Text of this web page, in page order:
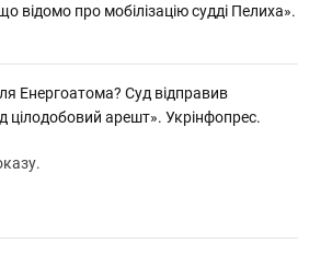
відомо про мобілізацію судді Пелиха».
Енергоатома? Суд відправив
цілодобовий арешт». Укрінфопрес.